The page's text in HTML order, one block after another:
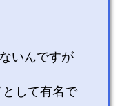
いんですが
して有名で